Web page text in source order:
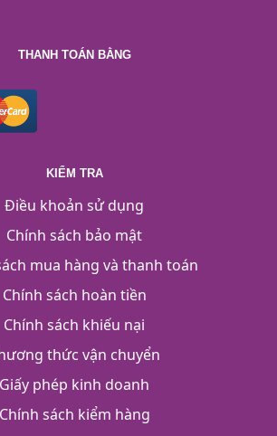
THANH TOÁN BẰNG
KIỂM TRA
Điều khoản sử dụng
Chính sách bảo mật
mua hàng và thanh toán
Chính sách hoàn tiền
Chính sách khiếu nại
thức vận chuyển
Giấy phép kinh doanh
Chính sách kiểm hàng